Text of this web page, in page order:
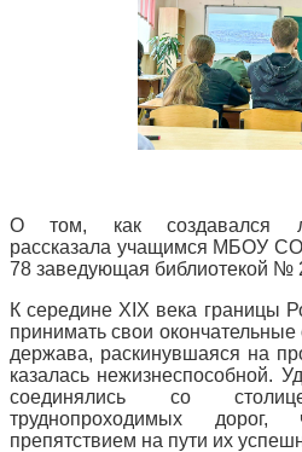
О том, как создавался
рассказала учащимся
78 заведующая библиотекой №
К середине XIX века границы
принимать свои
держава, раскинувшаяся на
казалась нежизнеспособной.
соединялись со
труднопроходимых
препятствием на пути их